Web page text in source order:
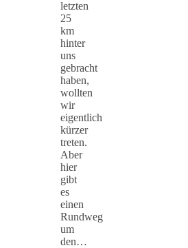
letzten
25
km
hinter
uns
gebracht
haben,
wollten
wir
eigentlich
kürzer
treten.
Aber
hier
gibt
es
einen
Rundweg
um
den…